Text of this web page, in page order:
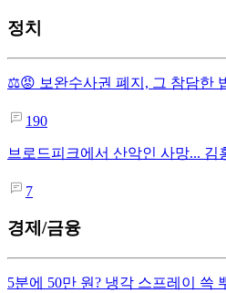
정치
⚖️😡 보완수사권 폐지, 그 참담한
190
브로드피크에서 산악인 사망... 김
7
경제/금융
5분에 50만 원? 냉각 스프레이 쓱